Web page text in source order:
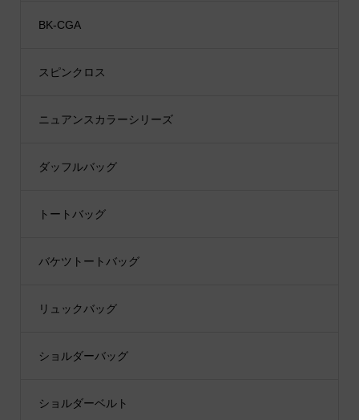
BK-CGA
スピンクロス
ニュアンスカラーシリーズ
ダッフルバッグ
トートバッグ
バケツトートバッグ
リュックバッグ
ショルダーバッグ
ショルダーベルト